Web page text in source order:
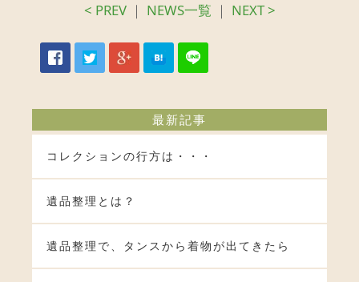
< PREV｜ NEWS一覧 ｜ NEXT >
最新記事
コレクションの行方は・・・
遺品整理とは？
遺品整理で、タンスから着物が出てきたら